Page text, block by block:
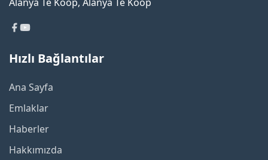
Hızlı Bağlantılar
Ana Sayfa
Emlaklar
Haberler
Hakkımızda